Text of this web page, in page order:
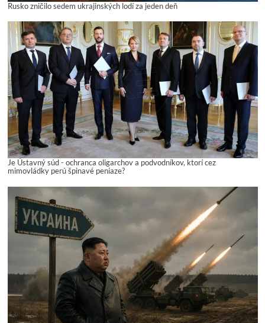
Rusko zničilo sedem ukrajinských lodí za jeden deň
Je Ústavný súd - ochranca oligarchov a podvodníkov, ktorí cez
mimovládky perú špinavé peniaze?